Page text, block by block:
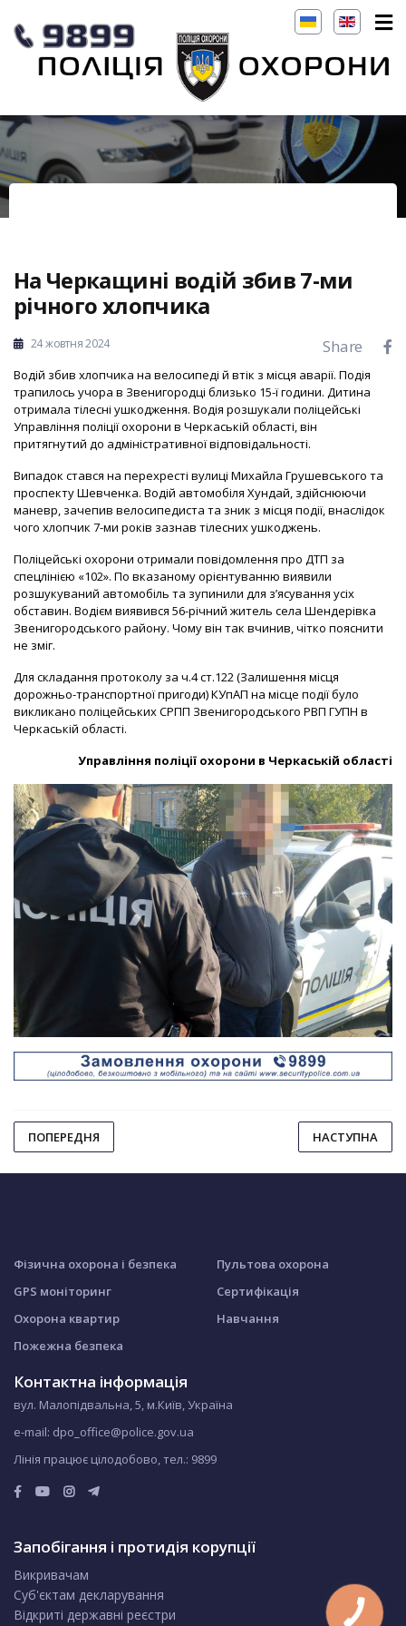
На Черкащині водій збив 7-ми
річного хлопчика
24 жовтня 2024 Share
Водій збив хлопчика на велосипеді й втік з місця аварії. Подія
трапилось учора в Звенигородці близько 15-ї години. Дитина
отримала тілесні ушкодження. Водія розшукали поліцейські
Управління поліції охорони в Черкаській області, він
притягнутий до адміністративної відповідальності.
Випадок стався на перехресті вулиці Михайла Грушевського та
проспекту Шевченка. Водій автомобіля Хундай, здійснюючи
маневр, зачепив велосипедиста та зник з місця події, внаслідок
чого хлопчик 7-ми років зазнав тілесних ушкоджень.
Поліцейські охорони отримали повідомлення про ДТП за
спецлінією «102». По вказаному орієнтуванню виявили
розшукуваний автомобіль та зупинили для з’ясування усіх
обставин. Водієм виявився 56-річний житель села Шендерівка
Звенигородського району. Чому він так вчинив, чітко пояснити
не зміг.
Для складання протоколу за ч.4 ст.122 (Залишення місця
дорожньо-транспортної пригоди) КУпАП на місце події було
викликано поліцейських СРПП Звенигородського РВП ГУПН в
Черкаській області.
Управління поліції охорони в Черкаській області
ПОПЕРЕДНЯ НАСТУПНА
Фізична охорона і безпека
GPS моніторинг
Охорона квартир
Пожежна безпека
Пультова охорона
Сертифікація
Навчання
Контактна інформація
вул. Малопідвальна, 5, м.Київ, Україна
e-mail: dpo_office@police.gov.ua
Лінія працює цілодобово, тел.: 9899
Запобігання і протидія корупції
Викривачам
Суб'єктам декларування
Відкриті державні реєстри